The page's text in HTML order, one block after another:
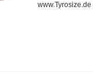
www.Tyrosize.de